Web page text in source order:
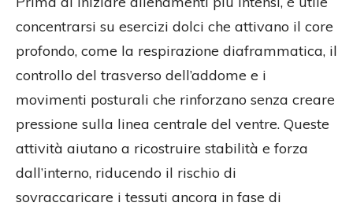
concentrarsi su esercizi dolci che attivano il core
profondo, come la respirazione diaframmatica, il
controllo del trasverso dell’addome e i
movimenti posturali che rinforzano senza creare
pressione sulla linea centrale del ventre. Queste
attività aiutano a ricostruire stabilità e forza
dall’interno, riducendo il rischio di
sovraccaricare i tessuti ancora in fase di